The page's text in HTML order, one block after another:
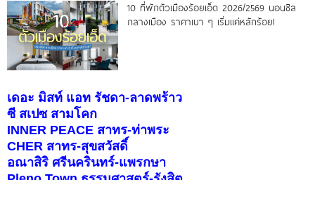
10 ที่พักตัวเมืองร้อยเอ็ด 2026/2569 นอนชิล
กลางเมือง ราคาเบา ๆ เริ่มแค่หลักร้อย!
เดอะ มิสท์ แอท รัชดา-ลาดพร้าว
ซี สเปซ สามโคก
INNER PEACE สาทร-ท่าพระ
CHER สาทร-สุขสวัสดิ์
อณาสิริ ศรีนครินทร์-แพรกษา
Pleno Town ธรรมศาสตร์-รังสิต